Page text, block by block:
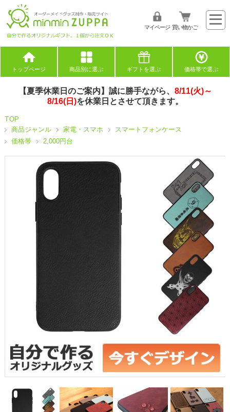
マイページ 買い物かご
トップページ 商品別に選ぶ ギフトを選ぶ 価格帯で選ぶ
【夏季休業日のご案内】誠に勝手ながら、 8/11(火)～
8/16(日)を休業日とさせて頂きます。
TOP
商品ジャンル
家電・スマホ
スマートフォンケース
価格帯
2,000円台